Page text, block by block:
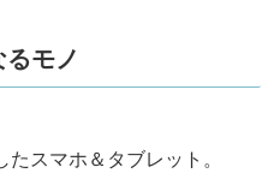
モノ
スマホ＆タブレット。